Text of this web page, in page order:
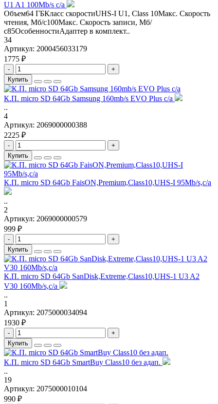
U1 A1 100Mb/s с/а
Объем64 ГБКласс скоростиUHS-I U1, Class 10Макс. Скорость
чтения, Мб/с100Макс. Скорость записи, Мб/
с85ОсобенностиАдаптер в комплект..
34
Артикул: 2000456033179
1775 ₽
-
+
Купить
К.П. micro SD 64Gb Samsung 160mb/s EVO Plus с/а
..
4
Артикул: 2069000000388
2225 ₽
-
+
Купить
К.П. micro SD 64Gb FaisON,Premium,Class10,UHS-I 95Mb/s,c/а
..
2
Артикул: 2069000000579
999 ₽
-
+
Купить
К.П. micro SD 64Gb SanDisk,Extreme,Class10,UHS-1 U3 A2
V30 160Mb/s,с/а
..
1
Артикул: 2075000034094
1930 ₽
-
+
Купить
К.П. micro SD 64Gb SmartBuy Class10 без адап.
..
19
Артикул: 2075000010104
990 ₽